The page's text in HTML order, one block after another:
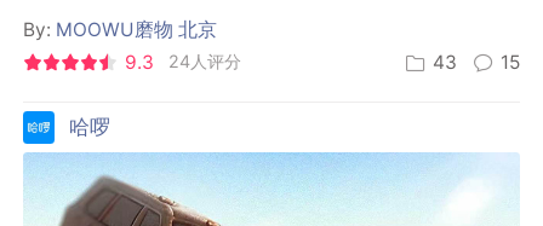
By: MOOWU磨物 北京
9.3
24人评分 43 15
哈啰